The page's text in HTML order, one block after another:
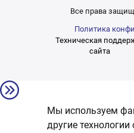
Все права
Политика
Техническая
сайта
Мы используем
другие